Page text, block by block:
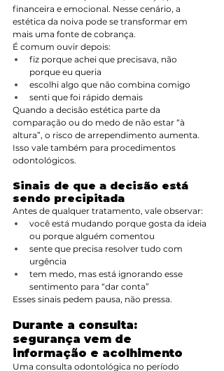
financeira e emocional. Nesse cenário, a
estética da noiva pode se transformar em
mais uma fonte de cobrança.
É comum ouvir depois:
fiz porque achei que precisava, não
porque eu queria
escolhi algo que não combina comigo
senti que foi rápido demais
Quando a decisão estética parte da
comparação ou do medo de não estar “à
altura”, o risco de arrependimento aumenta.
Isso vale também para procedimentos
odontológicos.
Sinais de que a decisão está
sendo precipitada
Antes de qualquer tratamento, vale observar:
você está mudando porque gosta da ideia
ou porque alguém comentou
sente que precisa resolver tudo com
urgência
tem medo, mas está ignorando esse
sentimento para “dar conta”
Esses sinais pedem pausa, não pressa.
Durante a consulta:
segurança vem de
informação e acolhimento
Uma consulta odontológica no período